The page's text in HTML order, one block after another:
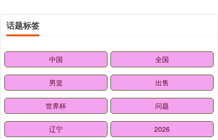
话题标签
中国 全国
男篮 出售
世界杯 问题
辽宁 2026